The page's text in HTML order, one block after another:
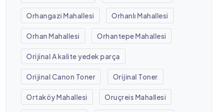
Orhangazi Mahallesi Orhanlı Mahallesi
Orhan Mahallesi Orhantepe Mahallesi
Orijinal A kalite yedek parça
Orijinal Canon Toner Orijinal Toner
Ortaköy Mahallesi Oruçreis Mahallesi